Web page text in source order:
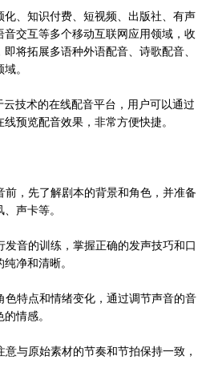
化、知识付费、短视频、出版社、有声
交互等多个移动互联网应用领域，收
将拓展多语种外语配音、诗歌配音、
。
云技术的在线配音平台，用户可以通过
预览配音效果，非常方便快捷。
前，先了解剧本的背景和角色，并准备
声卡等。
发音的训练，掌握正确的发声技巧和口
净和清晰。
色特点和情绪变化，通过调节声音的音
情感。
与原始素材的节奏和节拍保持一致，